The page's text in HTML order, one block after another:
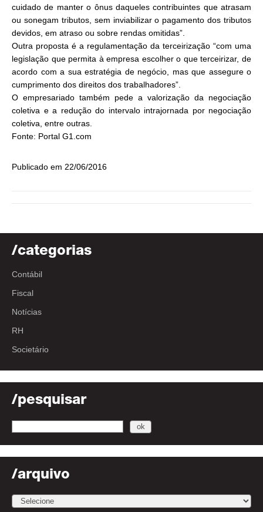
/categorias
Contábil
Fiscal
Notícias
RH
Societário
/pesquisar
/arquivo
cuidado de manter o ônus daqueles contribuintes que atrasam
ou sonegam tributos, sem inviabilizar o pagamento dos tributos
devidos, em atraso ou sobre rendas omitidas”.
Outra proposta é a regulamentação da terceirização “com uma
legislação que permita à empresa escolher o que terceirizar, de
acordo com a sua estratégia de negócio, mas que assegure o
cumprimento dos direitos dos trabalhadores”.
O empresariado também pede a valorização da negociação
coletiva e a redução do intervalo intrajornada por negociação
coletiva, entre outras.
Fonte: Portal G1.com
Publicado em 22/06/2016